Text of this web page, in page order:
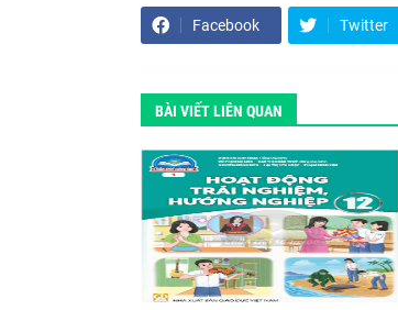
Facebook Twitter
BÀI VIẾT LIÊN QUAN